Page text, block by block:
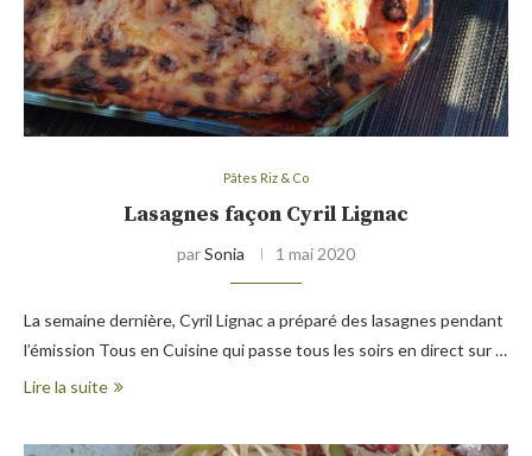
Pâtes Riz & Co
Lasagnes façon Cyril Lignac
parSonia 1 mai 2020
La semaine dernière, Cyril Lignac a préparé des lasagnes pendant
l’émission Tous en Cuisine qui passe tous les soirs en direct sur …
Lire la suite